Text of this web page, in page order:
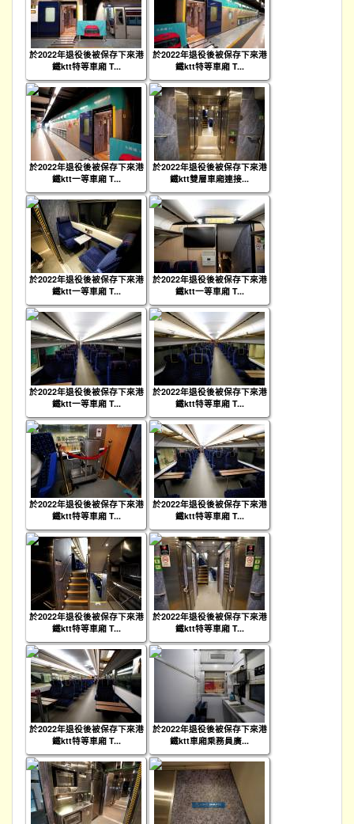
於2022年退役後被保存下來港
鐵ktt特等車廂 T...
於2022年退役後被保存下來港
鐵ktt特等車廂 T...
於2022年退役後被保存下來港
鐵ktt一等車廂 T...
於2022年退役後被保存下來港
鐵ktt雙層車廂連接...
於2022年退役後被保存下來港
鐵ktt一等車廂 T...
於2022年退役後被保存下來港
鐵ktt一等車廂 T...
於2022年退役後被保存下來港
鐵ktt一等車廂 T...
於2022年退役後被保存下來港
鐵ktt特等車廂 T...
於2022年退役後被保存下來港
鐵ktt特等車廂 T...
於2022年退役後被保存下來港
鐵ktt特等車廂 T...
於2022年退役後被保存下來港
鐵ktt特等車廂 T...
於2022年退役後被保存下來港
鐵ktt特等車廂 T...
於2022年退役後被保存下來港
鐵ktt特等車廂 T...
於2022年退役後被保存下來港
鐵ktt車廂乘務員廣...